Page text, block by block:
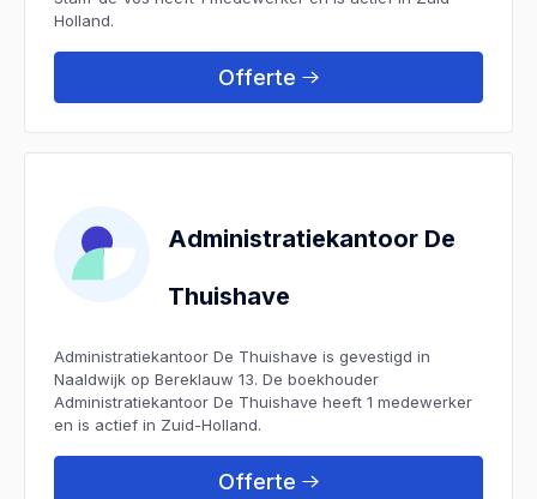
Holland.
Offerte
Administratiekantoor De
Thuishave
Administratiekantoor De Thuishave is gevestigd in
Naaldwijk op Bereklauw 13. De boekhouder
Administratiekantoor De Thuishave heeft 1 medewerker
en is actief in Zuid-Holland.
Offerte